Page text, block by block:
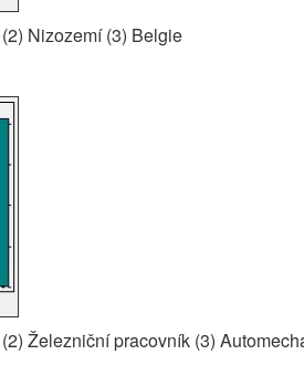
Nizozemí (3) Belgie
Železniční pracovník (3)